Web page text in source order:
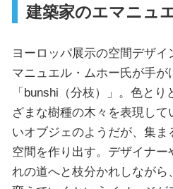
建築家のエマニュ
ヨーロッパ展示の空間デザ
マニュエル・ムホー氏が手が
「bunshi（分枝）」。色と
ざまな樹種の木々を表現して
いオブジェのようだが、集
空間を作り出す。デザイナ
れの道へと枝分かれしなが